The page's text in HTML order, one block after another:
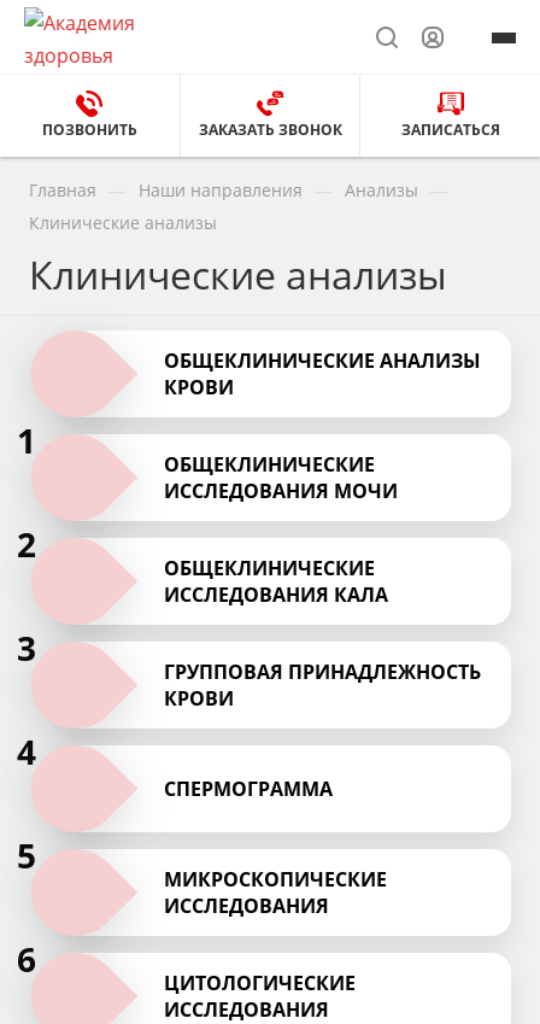
ПОЗВОНИТЬ ЗАКАЗАТЬ ЗВОНОК ЗАПИСАТЬСЯ
Главная Наши направления Анализы
Клинические анализы
Клинические анализы
1
ОБЩЕКЛИНИЧЕСКИЕ АНАЛИЗЫ
КРОВИ
2
ОБЩЕКЛИНИЧЕСКИЕ
ИССЛЕДОВАНИЯ МОЧИ
3
ОБЩЕКЛИНИЧЕСКИЕ
ИССЛЕДОВАНИЯ КАЛА
4
ГРУППОВАЯ ПРИНАДЛЕЖНОСТЬ
КРОВИ
5
СПЕРМОГРАММА
6
МИКРОСКОПИЧЕСКИЕ
ИССЛЕДОВАНИЯ
ЦИТОЛОГИЧЕСКИЕ
ИССЛЕДОВАНИЯ